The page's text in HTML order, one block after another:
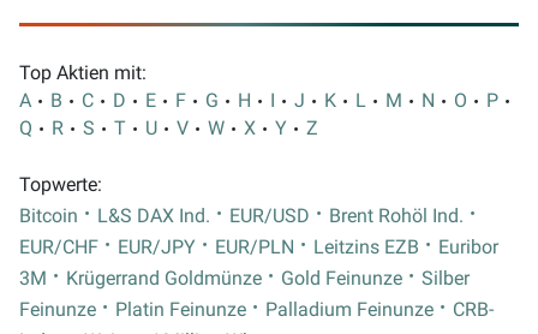
Top Aktien mit:
A
B C D E F G H I J K L M N O
P
Q
R S T U V W X Y Z
Topwerte:
Bitcoin
L&S DAX Ind. EUR/USD
Brent Rohöl Ind.
EUR/CHF
EUR/JPY EUR/PLN Leitzins EZB
Euribor
3M
Krügerrand Goldmünze Gold Feinunze
Silber
Feinunze
Platin Feinunze Palladium Feinunze
CRB-